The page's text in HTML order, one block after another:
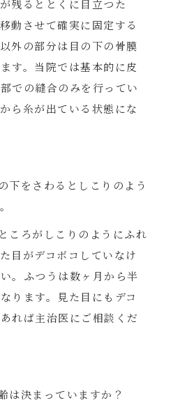
残るととくに目立つた
動させて確実に固定する
外の部分は目の下の骨膜
す。当院では基本的に皮
での縫合のみを行ってい
ら糸が出ている状態にな
下をさわるとしこりのよう
ころがしこりのようにふれ
目がデコボコしていなけ
。ふつうは数ヶ月から半
ります。見た目にもデコ
れば主治医にご相談くだ
は決まっていますか？